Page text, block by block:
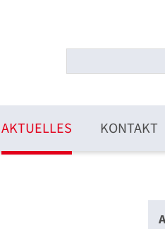
AKTUELLES KONTAKT